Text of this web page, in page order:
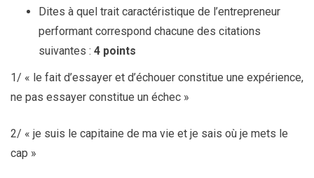
Dites à quel trait caractéristique de l’entrepreneur
performant correspond chacune des citations
suivantes : 4 points
1/ « le fait d’essayer et d’échouer constitue une expérience,
ne pas essayer constitue un échec »
2/ « je suis le capitaine de ma vie et je sais où je mets le
cap »